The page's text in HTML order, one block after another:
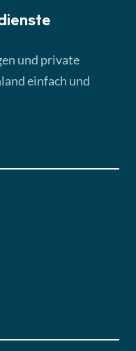
und private
einfach und